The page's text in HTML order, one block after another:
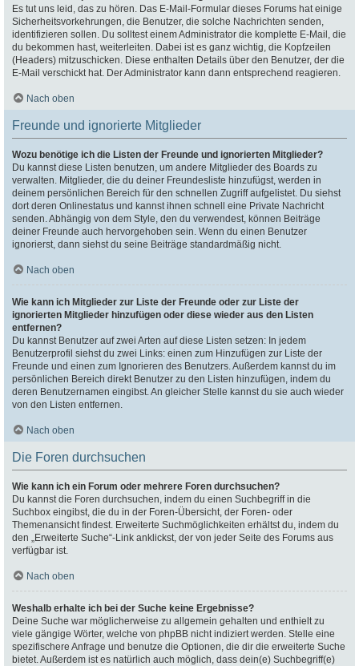
Es tut uns leid, das zu hören. Das E-Mail-Formular dieses Forums hat einige
Sicherheitsvorkehrungen, die Benutzer, die solche Nachrichten senden,
identifizieren sollen. Du solltest einem Administrator die komplette E-Mail, die
du bekommen hast, weiterleiten. Dabei ist es ganz wichtig, die Kopfzeilen
(Headers) mitzuschicken. Diese enthalten Details über den Benutzer, der die
E-Mail verschickt hat. Der Administrator kann dann entsprechend reagieren.
Nach oben
Freunde und ignorierte Mitglieder
Wozu benötige ich die Listen der Freunde und ignorierten Mitglieder?
Du kannst diese Listen benutzen, um andere Mitglieder des Boards zu
verwalten. Mitglieder, die du deiner Freundesliste hinzufügst, werden in
deinem persönlichen Bereich für den schnellen Zugriff aufgelistet. Du siehst
dort deren Onlinestatus und kannst ihnen schnell eine Private Nachricht
senden. Abhängig von dem Style, den du verwendest, können Beiträge
deiner Freunde auch hervorgehoben sein. Wenn du einen Benutzer
ignorierst, dann siehst du seine Beiträge standardmäßig nicht.
Nach oben
Wie kann ich Mitglieder zur Liste der Freunde oder zur Liste der
ignorierten Mitglieder hinzufügen oder diese wieder aus den Listen
entfernen?
Du kannst Benutzer auf zwei Arten auf diese Listen setzen: In jedem
Benutzerprofil siehst du zwei Links: einen zum Hinzufügen zur Liste der
Freunde und einen zum Ignorieren des Benutzers. Außerdem kannst du im
persönlichen Bereich direkt Benutzer zu den Listen hinzufügen, indem du
deren Benutzernamen eingibst. An gleicher Stelle kannst du sie auch wieder
von den Listen entfernen.
Nach oben
Die Foren durchsuchen
Wie kann ich ein Forum oder mehrere Foren durchsuchen?
Du kannst die Foren durchsuchen, indem du einen Suchbegriff in die
Suchbox eingibst, die du in der Foren-Übersicht, der Foren- oder
Themenansicht findest. Erweiterte Suchmöglichkeiten erhältst du, indem du
den „Erweiterte Suche“-Link anklickst, der von jeder Seite des Forums aus
verfügbar ist.
Nach oben
Weshalb erhalte ich bei der Suche keine Ergebnisse?
Deine Suche war möglicherweise zu allgemein gehalten und enthielt zu
viele gängige Wörter, welche von phpBB nicht indiziert werden. Stelle eine
spezifischere Anfrage und benutze die Optionen, die dir die erweiterte Suche
bietet. Außerdem ist es natürlich auch möglich, dass dein(e) Suchbegriff(e)